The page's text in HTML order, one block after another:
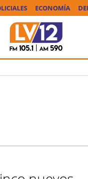
ECONOMÍA